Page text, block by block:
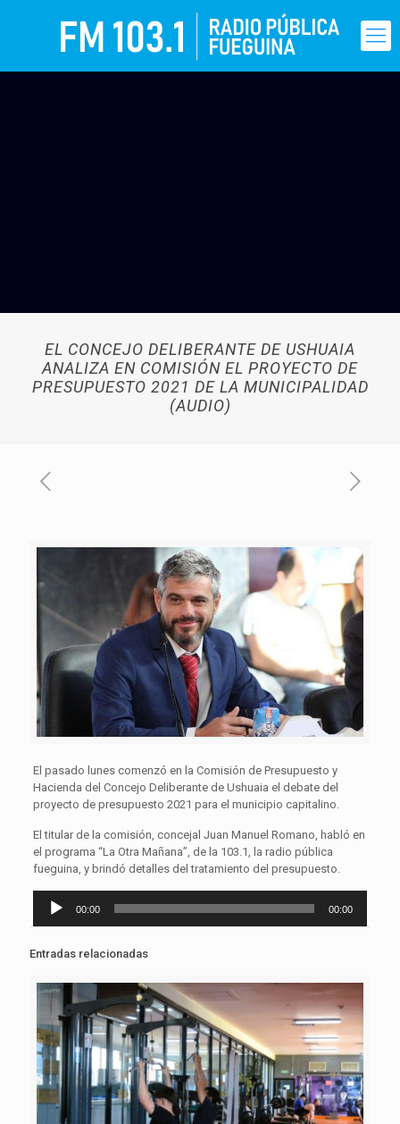
EL CONCEJO DELIBERANTE DE USHUAIA
ANALIZA EN COMISIÓN EL PROYECTO DE
PRESUPUESTO 2021 DE LA MUNICIPALIDAD
(AUDIO)
El pasado lunes comenzó en la Comisión de Presupuesto y
Hacienda del Concejo Deliberante de Ushuaia el debate del
proyecto de presupuesto 2021 para el municipio capitalino.
El titular de la comisión, concejal Juan Manuel Romano, habló en
el programa “La Otra Mañana”, de la 103.1, la radio pública
fueguina, y brindó detalles del tratamiento del presupuesto.
Reproductor
00:00 00:00
Entradas relacionadas